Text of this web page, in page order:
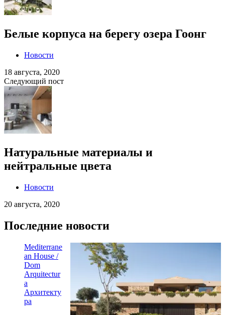
Белые корпуса на берегу озера Гоонг
Новости
18 августа, 2020
Следующий пост
Натуральные материалы и
нейтральные цвета
Новости
20 августа, 2020
Последние новости
Mediterrane
an House /
Dom
Arquitectur
a
Архитекту
ра